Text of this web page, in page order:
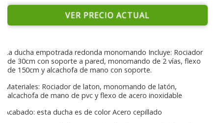
VER PRECIO ACTUAL
La ducha empotrada redonda monomando Incluye: Rociador
de 30cm con soporte a pared, monomando de 2 vías, flexo
de 150cm y alcachofa de mano con soporte.
Materiales: Rociador de laton, monomando de latón,
alcachofa de mano de pvc y flexo de acero inoxidable
Acabado: esta ducha es de color Acero cepillado